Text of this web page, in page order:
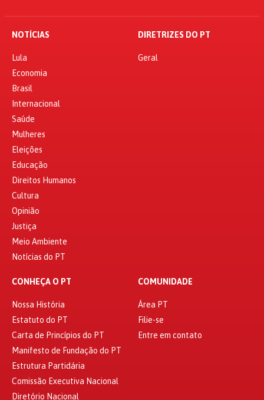
NOTÍCIAS
Lula
Economia
Brasil
Internacional
Saúde
Mulheres
Eleições
Educação
Direitos Humanos
Cultura
Opinião
Justiça
Meio Ambiente
Notícias do PT
DIRETRIZES DO PT
Geral
CONHEÇA O PT
Nossa História
Estatuto do PT
Carta de Princípios do PT
Manifesto de Fundação do PT
Estrutura Partidária
Comissão Executiva Nacional
Diretório Nacional
COMUNIDADE
Área PT
Filie-se
Entre em contato